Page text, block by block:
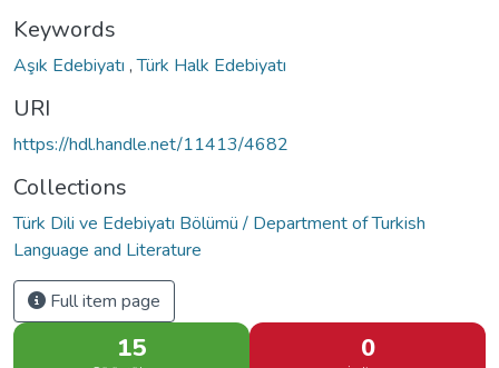
Keywords
Aşık Edebiyatı ,Türk Halk Edebiyatı
URI
https://hdl.handle.net/11413/4682
Collections
Türk Dili ve Edebiyatı Bölümü / Department of Turkish
Language and Literature
Full item page
15 0